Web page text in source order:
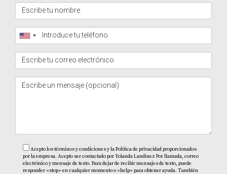
Acepto los términos y condiciones y la Política de privacidad proporcionados
por la empresa. Acepto ser contactado por Yolanda Landinez Por llamada, correo
electrónico y mensaje de texto. Para dejar de recibir mensajes de texto, puede
responder «stop» en cualquier momento o «help» para obtener ayuda. También